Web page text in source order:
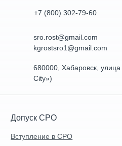
+7 (800) 302-79-60
sro.rost@gmail.com
kgrostsro1@gmail.com
680000, Хабаровск,
City»)
Допуск СРО
Вступление в СРО